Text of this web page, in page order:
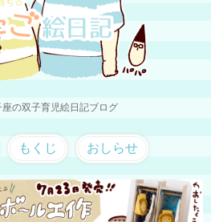
の双子育児絵日記ブログ
もくじ おしらせ